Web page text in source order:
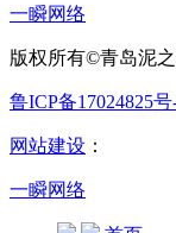
一瞬网络
版权所有©青岛泥
鲁ICP备17024825号
网站建设 ：
一瞬网络